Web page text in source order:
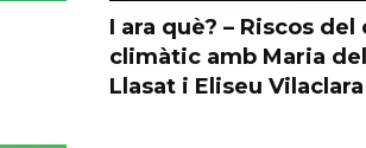
I ara què? – Riscos del
climàtic amb Maria
Llasat i Eliseu Vilaclara